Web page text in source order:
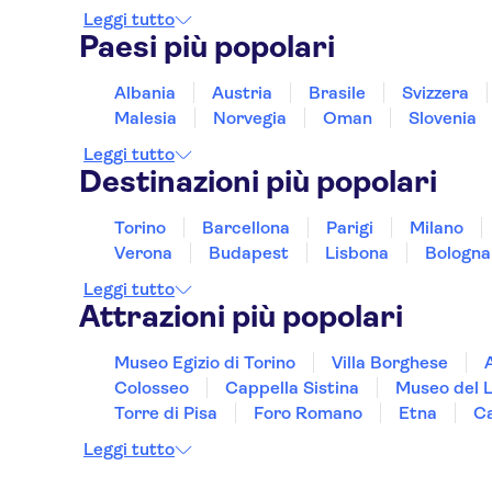
Hotel Danemark
Premiere Classe Nice -
Hotel Albert 1er
Mercure Nice Centre
Grimaldi
Adagio Access Nice
Best Western Plus Hotel
Massena Nice
Leggi tutto
Paesi più popolari
Albania Austria Brasile Svizzera
Malesia
Norvegia Oman Slovenia
Leggi tutto
Destinazioni più popolari
Torino Barcellona Parigi Milano
Verona
Budapest Lisbona Bologna
Leggi tutto
Attrazioni più popolari
Museo Egizio di Torino Villa Borghese
Colosseo
Cappella Sistina Museo del
Torre di Pisa
Foro Romano Etna
Leggi tutto